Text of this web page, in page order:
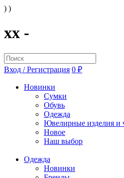
) )
xx -
Вход / Регистрация 0 ₽
Новинки
Сумки
Обувь
Одежда
Ювелирные изделия и
Новое
Наш выбор
Одежда
Новинки